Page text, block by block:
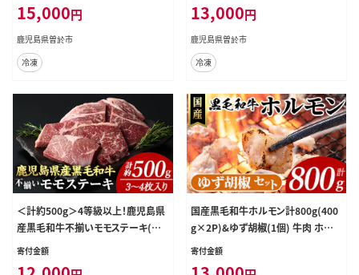
15,000円
鹿児島県曽於市
冷凍
13,000円
鹿児島県曽於市
冷凍
＜計約500g＞4等級以上！鹿児島県
産黒毛和牛不揃いモモステーキ(計
約500g・3～4枚)【ナンチク】A895-v
寄付金額
国産黒毛和牛ホルモン計800g(400
g×2P)&ゆず胡椒(1個) 牛肉 ホルモ
ン 【ナンチク】A994
寄付金額